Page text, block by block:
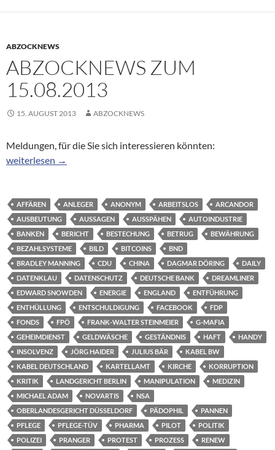
ABZOCKNEWS
ABZOCKNEWS ZUM
15.08.2013
15. AUGUST 2013 ABZOCKNEWS
Meldungen, für die Sie sich interessieren könnten:
Abzocknews zum 15.08.2013
weiterlesen →
AFFÄREN ANLEGER ANONYM ARBEITSLOS
ARCANDOR
AUSBEUTUNG
AUSSAGEN AUSSPÄHEN
AUTOINDUSTRIE
BANKEN
BERICHT BESTECHUNG BETRUG
BEWÄHRUNG
BEZAHLSYSTEME
BILD BITCOINS
BND
BRADLEY MANNING
CDU CHINA DAGMAR DÖRING
DAILY
DATENKLAU
DATENSCHUTZ DEUTSCHE BANK
DREAMLINER
EDWARD SNOWDEN
ENERGIE ENGLAND
ENTFÜHRUNG
ENTHÜLLUNG
ENTSCHULDIGUNG FACEBOOK
FDP
FONDS
FPÖ FRANK-WALTER STEINMEIER
G-MAFIA
GEHEIMDIENST
GELDWÄSCHE GESTÄNDNIS HAFT
HANDY
INSOLVENZ
JÖRG HAIDER JULIUS BÄR
KABEL BW
KABEL DEUTSCHLAND
KARTELLAMT KIRCHE
KORRUPTION
KRITIK
LANDGERICHT BERLIN MANIPULATION
MEDIZIN
MICHAEL ADAM
NOVARTIS
NSA
OBERLANDESGERICHT DÜSSELDORF
PÄDOPHIL
PANNEN
PFLEGE
PFLEGE-TÜV PHARMA PILOT
POLITIK
POLIZEI
PRANGER PROTEST PROZESS
RENEW